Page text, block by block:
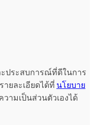
ประสบการณ์ที่ดีในการ
ยละเอียดได้ที่ นโยบาย
ามเป็นส่วนตัวเองได้